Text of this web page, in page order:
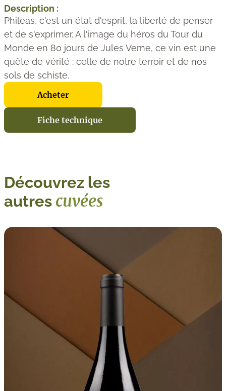
Description :
Phileas, c'est un état d'esprit, la liberté de penser
et de s'exprimer. A l'image du héros du Tour du
Monde en 80 jours de Jules Verne, ce vin est une
quête de vérité : celle de notre terroir et de nos
sols de schiste.
Acheter
Fiche technique
Découvrez les
autres cuvées